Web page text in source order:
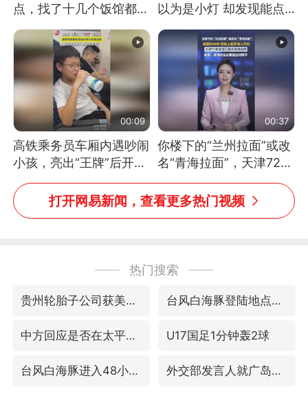
点，找了十几个饭馆都没
开门：午休到几点
以为是小灯 却发现能点
燃香烟 当事人：已报警
处理
00:09
高铁乘务员车厢内遇吵闹
小孩，亮出“王牌”后开启
一键静音
00:37
你楼下的“兰州拉面”或改
名“青海拉面”，天津72家
面馆已集体更换招牌
打开网易新闻，查看更多热门视频
热门搜索
贵州轮胎子公司获美国退税8136万 台风白海豚登陆地点更新
中方回应是否在太平洋海底开采稀土 U17国足1分钟轰2球
台风白海豚进入48小时警戒线 外交部发言人就广岛核爆81周年等答记者问